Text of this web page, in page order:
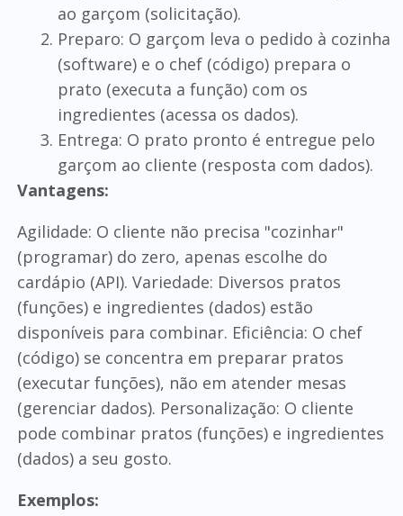
ao garçom (solicitação).
Preparo: O garçom leva o pedido à cozinha
(software) e o chef (código) prepara o
prato (executa a função) com os
ingredientes (acessa os dados).
Entrega: O prato pronto é entregue pelo
garçom ao cliente (resposta com dados).
Vantagens:
Agilidade: O cliente não precisa "cozinhar"
(programar) do zero, apenas escolhe do
cardápio (API). Variedade: Diversos pratos
(funções) e ingredientes (dados) estão
disponíveis para combinar. Eficiência: O chef
(código) se concentra em preparar pratos
(executar funções), não em atender mesas
(gerenciar dados). Personalização: O cliente
pode combinar pratos (funções) e ingredientes
(dados) a seu gosto.
Exemplos: